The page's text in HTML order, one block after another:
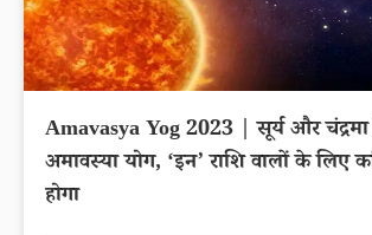
Amavasya Yog 2023 | सूर्य और
अमावस्या योग, ‘इन’ राशि वालों के लिए
होगा